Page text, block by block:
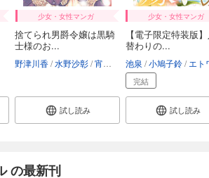
少女・女性マンガ
捨てられ男爵令嬢は黒騎
士様のお...
野津川香 水野沙彰 宵マチ
試し読み
少女・女性マンガ
【電子限定特装版
替わりの...
池泉 小鳩子鈴 エトワール
完結
試し読み
の最新刊